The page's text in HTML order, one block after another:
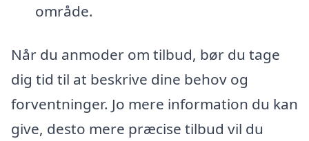
område.
Når du anmoder om tilbud, bør du tage
dig tid til at beskrive dine behov og
forventninger. Jo mere information du kan
give, desto mere præcise tilbud vil du